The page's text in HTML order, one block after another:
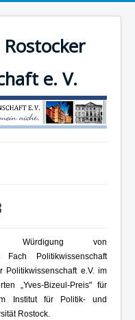
e. V.
Würdigung von
Fach Politikwissenschaft
Politikwissenschaft e.V. im
„Yves-Bizeul-Preis" für
Institut für Politik- und
Rostock.